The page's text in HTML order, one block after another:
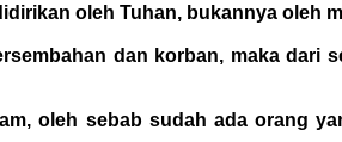
oleh Tuhan, bukannya oleh
dan korban, maka dari
oleh sebab sudah ada orang